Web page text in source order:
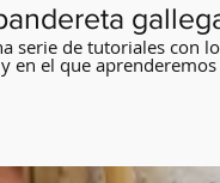
serie de tutoriales con
en el que
movimientos y golpes